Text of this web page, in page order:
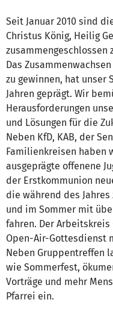
Seit Januar 2010 sind
Christus König, Heilig
zusammengeschlossen
Das
zu gewinnen, hat
Jahren geprägt. Wir
Herausforderungen
und Lösungen für die
Neben KfD, KAB, der
Familienkreisen haben
ausgeprägte offenene
der Erstkommunion
die während des
und im Sommer mit
fahren. Der
Open-Air-Gottesdienst
Neben Gruppentreffen
wie Sommerfest,
Vorträge und mehr
Pfarrei ein.